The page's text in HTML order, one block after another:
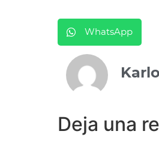
WhatsApp
Deja una